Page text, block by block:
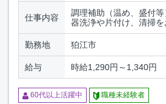
仕事内容
調理補助（温め、盛付
器洗浄や片付け、清掃を
勤務地 狛江市
給与 時給1,290円～1,340円
60代以上活躍中 職種未経験者